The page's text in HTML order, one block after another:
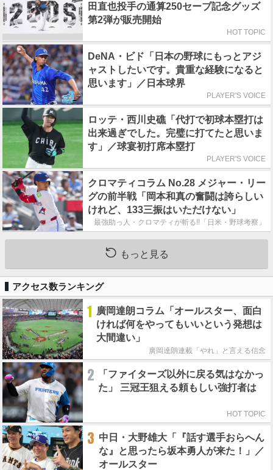
田直也投手の通算250セーブ記念グッズ
第2弾が販売開始
HOT TOPIC
DeNA・ビド「日本の野球にもっとアジ
ャストしたいです。貴重な経験になると
思います」／日本球界
PLAYER'S VOICE
ロッテ・西川史礁「代打で初球本塁打は
出来過ぎでした。完璧に打てたと思いま
す」／球宴初打席本塁打
PLAYER'S VOICE
クロマティコラム No.28 メジャー・リー
グの前半戦「岡本和真の奮闘は誇らしい
けれど、133三振はいただけない」
最強助っ人・クロマティが斬る!!「日米・野球考察」
もっと見る
アクセス数ランキング
1 廣岡達朗コラム「オールスター、面白
ければ何をやってもいいという発想は
大間違い」
廣岡達朗連載「やれ」と言える信念
2
「ファイターズ以外に戻る気はなかっ
た」 三冠王狙える頼もしい強打者は
HOT TOPIC
3 中日・大野雄大「『話す選手おらへん
な』と思ったら坂本勇人が来た！」／
オールスター